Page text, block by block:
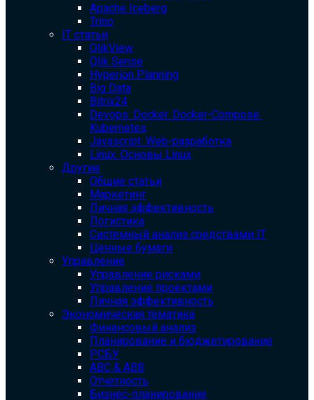
Apache Iceberg
Trino
IT статьи
QlikView
Qlik Sense
Hyperion Planning
Big Data
Bitrix24
Devops. Docker. Docker-Compose.
Kubernetes
Javascript. Web-разработка
Linux. Основы Linux
Другие
Общие статьи
Маркетинг
Личная эффективность
Логистика
Системный анализ средствами IT
Ценные бумаги
Управление
Управление рисками
Управление проектами
Личная эффективность
Экономическая тематика
Финансовый анализ
Планирование и бюджетирование
РСБУ
ABC & ABB
Отчетность
Бизнес-планирование